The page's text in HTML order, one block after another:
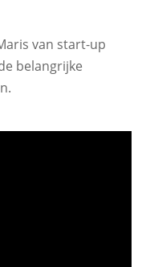
van start-up
belangrijke